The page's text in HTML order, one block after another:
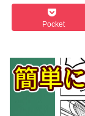
Pocket